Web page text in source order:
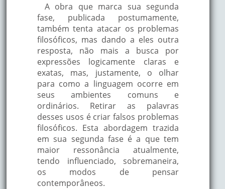
A obra que marca sua segunda
fase, publicada postumamente,
também tenta atacar os problemas
filosóficos, mas dando a eles outra
resposta, não mais a busca por
expressões logicamente claras e
exatas, mas, justamente, o olhar
para como a linguagem ocorre em
seus ambientes comuns e
ordinários. Retirar as palavras
desses usos é criar falsos problemas
filosóficos. Esta abordagem trazida
em sua segunda fase é a que tem
maior ressonância atualmente,
tendo influenciado, sobremaneira,
os modos de pensar
contemporâneos.